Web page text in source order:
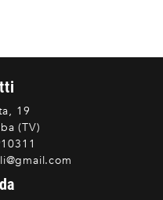
19
(TV)